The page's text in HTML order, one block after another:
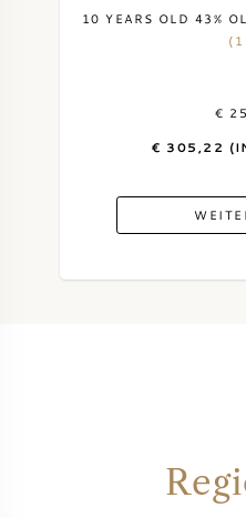
10 YEARS OLD 43%
(1
€
€ 305,22